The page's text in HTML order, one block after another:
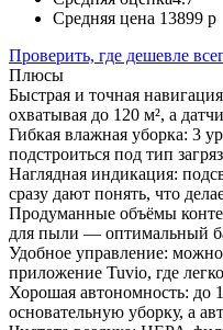
Средняя цена 13899 р
Проверить, где дешевле
Плюсы
Быстрая и точная
охватывая до 120 м², а
Гибкая влажная уборка: 3
подстроиться под тип
Наглядная индикация:
сразу дают понять, что
Продуманные объёмы
для пыли — оптимальный
Удобное управление: можно
приложение Tuvio, где
Хорошая автономность: до
основательную уборку, а